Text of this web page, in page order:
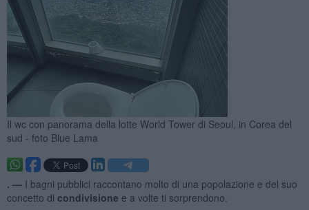
Il wc con panorama della lotte World Tower di Seoul, in Corea del
sud - foto Blue Lama
. — I bagni pubblici raccontano molto di una popolazione e del suo
concetto di condivisione e a volte ti sorprendono.